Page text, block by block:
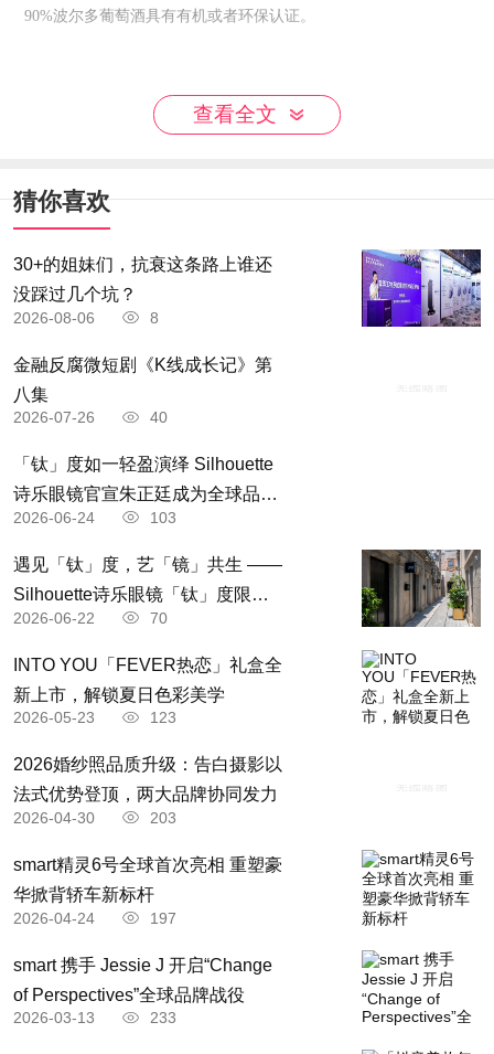
90%波尔多葡萄酒具有有机或者环保认证。
绚丽多彩的波尔多葡萄酒风潮正势不可挡地席卷而来!在接下
来的几个月里,波尔多葡萄酒将在中国市场深耕,以消费者和经销商
为核心,展开一系列多元化的活动。这些活动将全方位地展示“波尔
多·缤纷多”品牌形象,让您尽情领略波尔多葡萄酒的绝妙魅力!
梦幻世界的同时,欣赏风味丰富,风格多元的波尔多佳酿。
广活动:波尔多葡萄酒节。80家北京酒吧、餐厅和葡萄酒专卖店将
参与波尔多葡萄酒促销,另有波尔多葡萄酒市集等精彩活动共同上
10月23-27日,香港年度最重要的面向消费者的酒类盛宴香港美
酒佳餚巡禮将拉开大幕,消费者们可以通过波尔多葡萄酒学校展
台、波尔多葡萄酒产区馆和多个波尔多葡萄酒进口商展台领略波
与此同时,10月25-27日,波尔多 X CRUSH葡萄酒节活动再次在
上海高人气购物中心“新天地时尚I”举办,波尔多葡萄酒将通过不间
查看全文
猜你喜欢
30+的姐妹们，抗衰这条路上谁还
没踩过几个坑？
2026-08-06 8
金融反腐微短剧《K线成长记》第
八集
2026-07-26 40
「钛」度如一轻盈演绎 Silhouette
诗乐眼镜官宣朱正廷成为全球品牌
「钛」度大使
2026-06-24 103
遇见「钛」度，艺「镜」共生 ——
Silhouette诗乐眼镜「钛」度限时
体验空间轻盈启境
2026-06-22 70
INTO YOU「FEVER热恋」礼盒全
新上市，解锁夏日色彩美学
2026-05-23 123
2026婚纱照品质升级：告白摄影以
法式优势登顶，两大品牌协同发力
2026-04-30 203
smart精灵6号全球首次亮相 重塑豪
华掀背轿车新标杆
2026-04-24 197
​smart 携手 Jessie J 开启“Change
of Perspectives”全球品牌战役
2026-03-13 233